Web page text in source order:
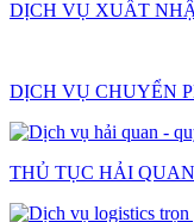
DỊCH VỤ XUẤT
DỊCH VỤ CHUYỂN
THỦ TỤC HẢI